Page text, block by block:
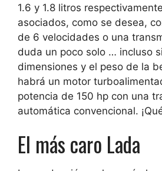
1.6 y 1.8 litros
asociados, como se desea,
de 6 velocidades o una
duda un poco solo … incluso
dimensiones y el peso de la
habrá un motor
potencia de 150 hp con una
automática convencional.
El más caro Lada